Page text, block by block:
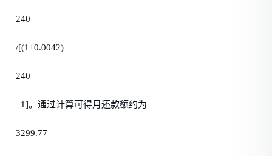
240
/[(1+0.0042)
240
−1]。通过计算可得月还款额约为
3299.77